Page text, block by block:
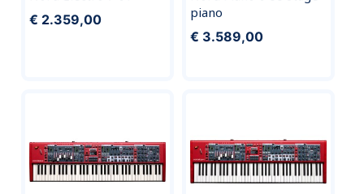
€ 2.359,00
piano
€ 3.589,00